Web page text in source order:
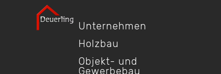
Unternehmen
Holzbau
Objekt- und
Gewerbebau